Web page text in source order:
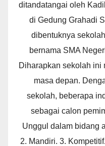
ditandatangai oleh
di Gedung Grahadi
dibentuknya
bernama SMA
Diharapkan sekolah ini
masa depan.
sekolah, beberapa
sebagai calon
Unggul dalam bidang
2. Mandiri. 3.